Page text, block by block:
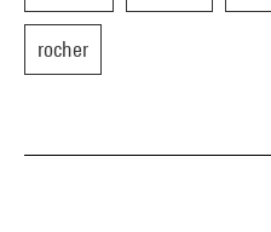
rocher